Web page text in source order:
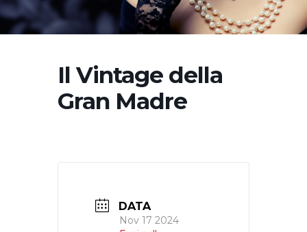
Il Vintage della
Gran Madre
DATA
Nov 17 2024